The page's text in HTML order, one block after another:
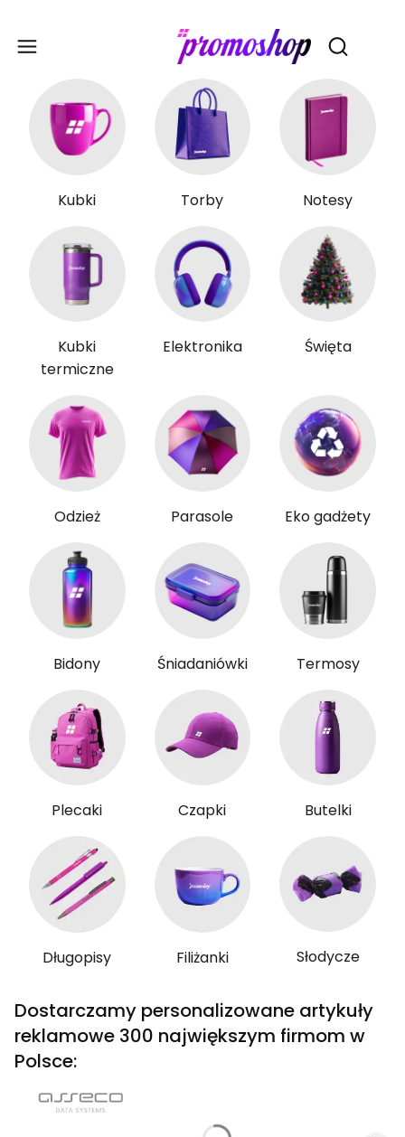
Otwórz
Kubki Torby Notesy
Kubki
termiczne
Elektronika Święta
Odzież Parasole Eko gadżety
Bidony Śniadaniówki Termosy
Plecaki Czapki Butelki
Długopisy Filiżanki Słodycze
Dostarczamy personalizowane artykuły
reklamowe 300 największym firmom w
Polsce: